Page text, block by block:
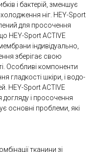
і бактерій, зменшує
ніг. HEY-Sport
для просочення
HEY-Sport ACTIVE
індивідуально,
зберігає свою
Особливі компоненти
гладкості шкіри, і водо-
HEY-Sport ACTIVE
догляду і просочення
основні проблеми, які
тканини зі